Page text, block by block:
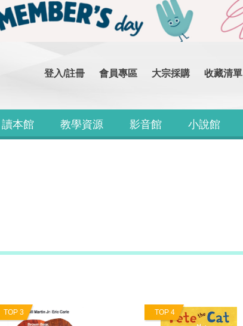
登入/註冊 會員專區 大宗採購 收藏清單
讀本館 教學資源 影音館 小說館
TOP 3 TOP 4